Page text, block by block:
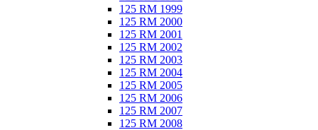
125 RM 1999
125 RM 2000
125 RM 2001
125 RM 2002
125 RM 2003
125 RM 2004
125 RM 2005
125 RM 2006
125 RM 2007
125 RM 2008